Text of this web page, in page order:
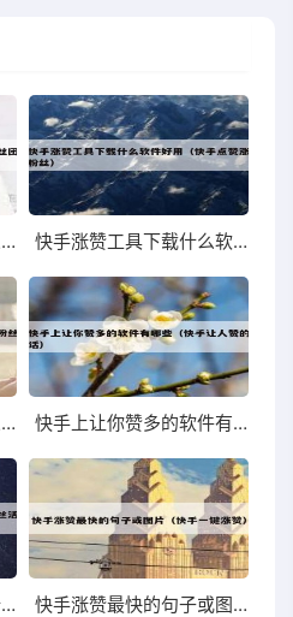
抖音加主播粉丝团有什么用（抖音里加粉丝团要钱吗） 快手涨赞工具下载什么软件好用（快手点赞涨粉丝）
抖音粉丝到了一千有什么不一样吗（抖音粉丝到1000有什么用） 快手上让你赞多的软件有哪些（快手让人赞的话）
抖音粉丝中心观众活跃什么意思（抖音粉丝活跃度多少算正常） 快手涨赞最快的句子或图片（快手一键涨赞）